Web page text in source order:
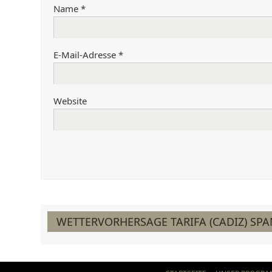
Name *
E-Mail-Adresse *
Website
WETTERVORHERSAGE TARIFA (CADIZ)